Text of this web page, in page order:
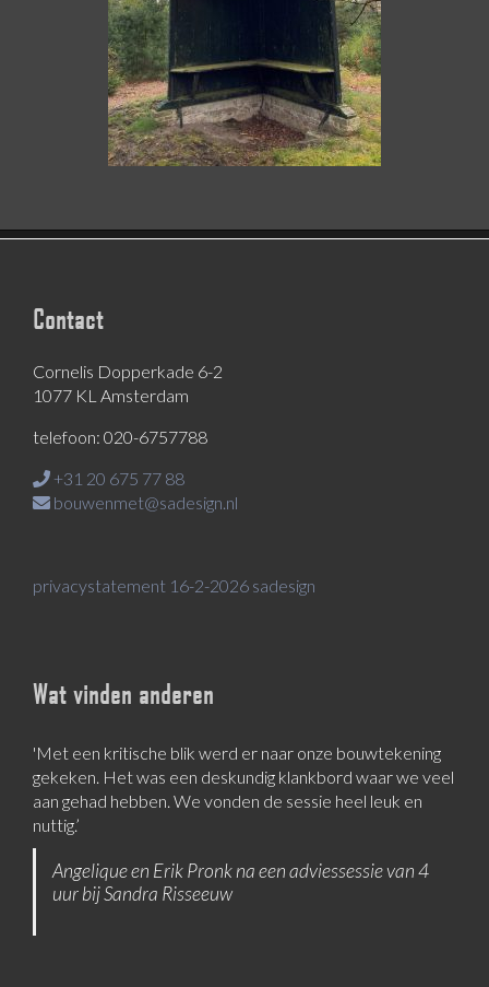
Contact
Cornelis Dopperkade 6-2
1077 KL Amsterdam
telefoon: 020-6757788
+31 20 675 77 88
bouwenmet@sadesign.nl
privacystatement 16-2-2026 sadesign
Wat vinden anderen
'Met een kritische blik werd er naar onze bouwtekening
gekeken. Het was een deskundig klankbord waar we veel
aan gehad hebben. We vonden de sessie heel leuk en
nuttig.’
Angelique en Erik Pronk na een adviessessie van 4
uur bij Sandra Risseeuw